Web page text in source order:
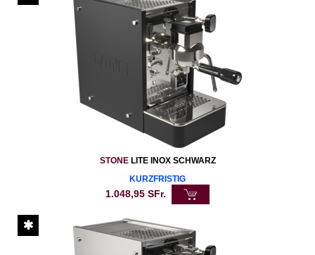
STONELITE INOX SCHWARZ
KURZFRISTIG
1.048,95 SFr.